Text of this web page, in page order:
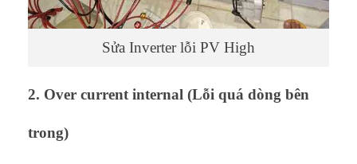
Sửa Inverter lỗi PV High
2. Over current internal (Lỗi quá dòng bên
trong)